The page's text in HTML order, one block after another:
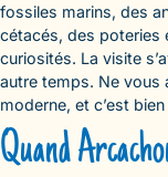
fossiles marins, des
cétacés, des poteries
curiosités. La visite
autre temps. Ne vous
moderne, et c’est
Quand